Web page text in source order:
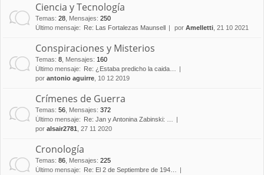
Ciencia y Tecnología
Temas: 28 Mensajes: 250
Último mensaje:
Re: Las Fortalezas Maunsell por Amelletti , 21 10 2021
Conspiraciones y Misterios
Temas: 8 Mensajes: 160
Último mensaje:
Re: ¿Estaba predicho la caida…
por antonio aguirre , 10 12 2019
Crímenes de Guerra
Temas: 56 Mensajes: 372
Último mensaje:
Re: Jan y Antonina Zabinski: …
por alsair2781 , 27 11 2020
Cronología
Temas: 86 Mensajes: 225
Último mensaje:
Re: El 2 de Septiembre de 194…